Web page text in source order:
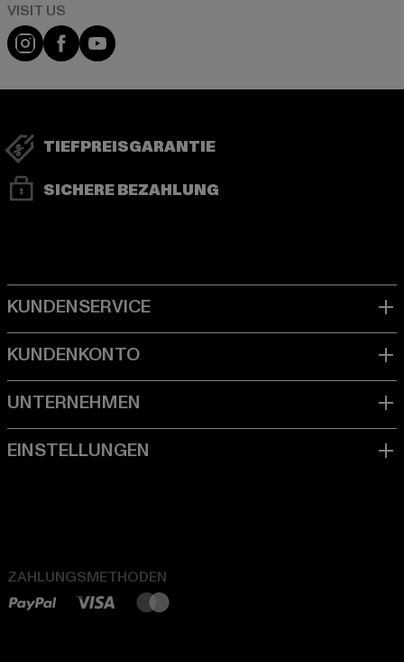
Visit our Instagram page:
Visit our Facebook page:
Visit our YouTube channel:
TIEFPREISGARANTIE
SICHERE BEZAHLUNG
ZAHLUNGSMETHODEN